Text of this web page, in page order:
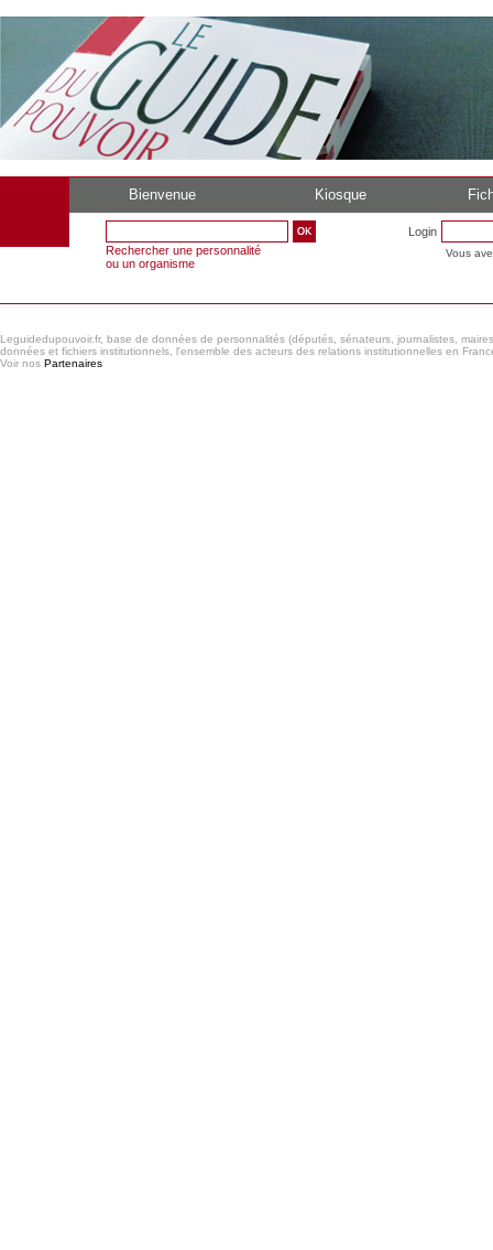
Bienvenue Kiosque
Rechercher une personnalité
ou un organisme
Login
Vous
Leguidedupouvoir.fr, base de données de personnalités (députés, sénateurs, journalistes,
données et fichiers institutionnels, l'ensemble des acteurs des relations institutionnelles en
Voir nos Partenaires